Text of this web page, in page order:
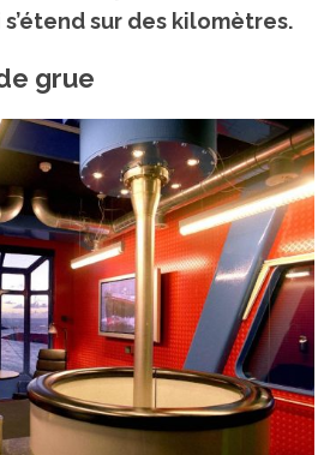
sur des kilomètres.
grue